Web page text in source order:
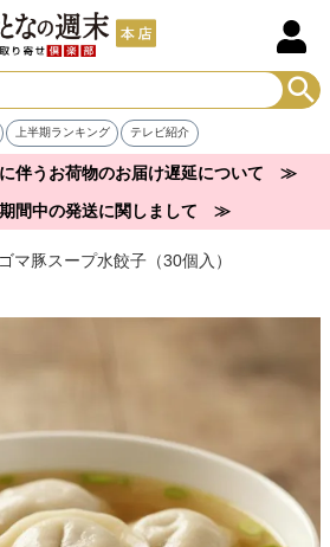
上半期ランキング テレビ紹介
伴うお荷物のお届け遅延について ≫
期間中の発送に関しまして ≫
マ豚スープ水餃子（30個入）